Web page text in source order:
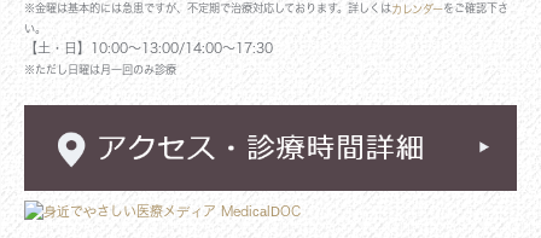
※金曜は基本的には急患ですが、不定期で治療対応しております。詳しくは カレンダーをご確認下さ
い。
【土・日】10:00～13:00/14:00～17:30
※ただし日曜は月一回のみ診療